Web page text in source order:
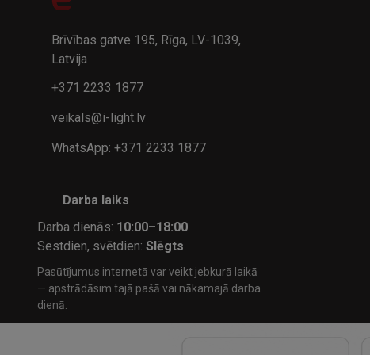
32.95€
Brīvības gatve 195, Rīga, LV-1039,
Latvija
+371 2233 1877
veikals@i-light.lv
WhatsApp: +371 2233 1877
Darba laiks
Darba dienās: 10:00–18:00
Sestdien, svētdien:Slēgts
Pasūtījumus internetā var veikt jebkurā laikā
— apstrādāsim tajā pašā vai nākamajā darba
dienā.